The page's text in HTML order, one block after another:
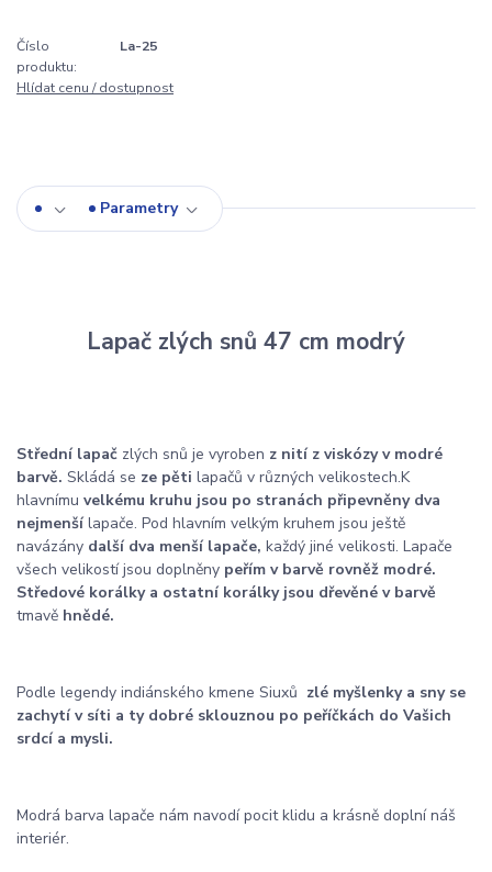
Číslo
produktu:
La-25
Hlídat cenu / dostupnost
Parametry
Lapač zlých snů 47 cm modrý
Střední lapač zlých snů je vyroben z nití z viskózy v modré
barvě. Skládá se ze pěti lapačů v různých velikostech.K
hlavnímu velkému kruhu jsou po stranách připevněny dva
nejmenšílapače. Pod hlavním velkým kruhem jsou ještě
navázány další dva menší lapače, každý jiné velikosti. Lapače
všech velikostí jsou doplněny peřím v barvě rovněž modré.
Středové korálky a ostatní korálky jsou dřevěné v barvě
tmavě hnědé.
Podle legendy indiánského kmene Siuxů zlé myšlenky a sny se
zachytí v síti a ty dobré sklouznou po peříčkách do Vašich
srdcí a mysli.
Modrá barva lapače nám navodí pocit klidu a krásně doplní náš
interiér.